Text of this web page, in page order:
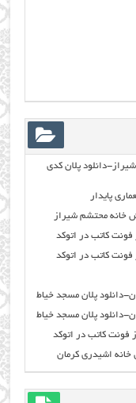
دانلود پلان کدی
پایدار
خانه محتشم شیراز
فونت کاتب در اتوکد
فونت کاتب در اتوکد
دانلود پلان مسجد خیاط
دانلود پلان مسجد خیاط
فونت کاتب در اتوکد
خانه اشیدری کرمان